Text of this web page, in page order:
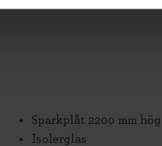
Sparkplåt 2200 mm
Isolerglas